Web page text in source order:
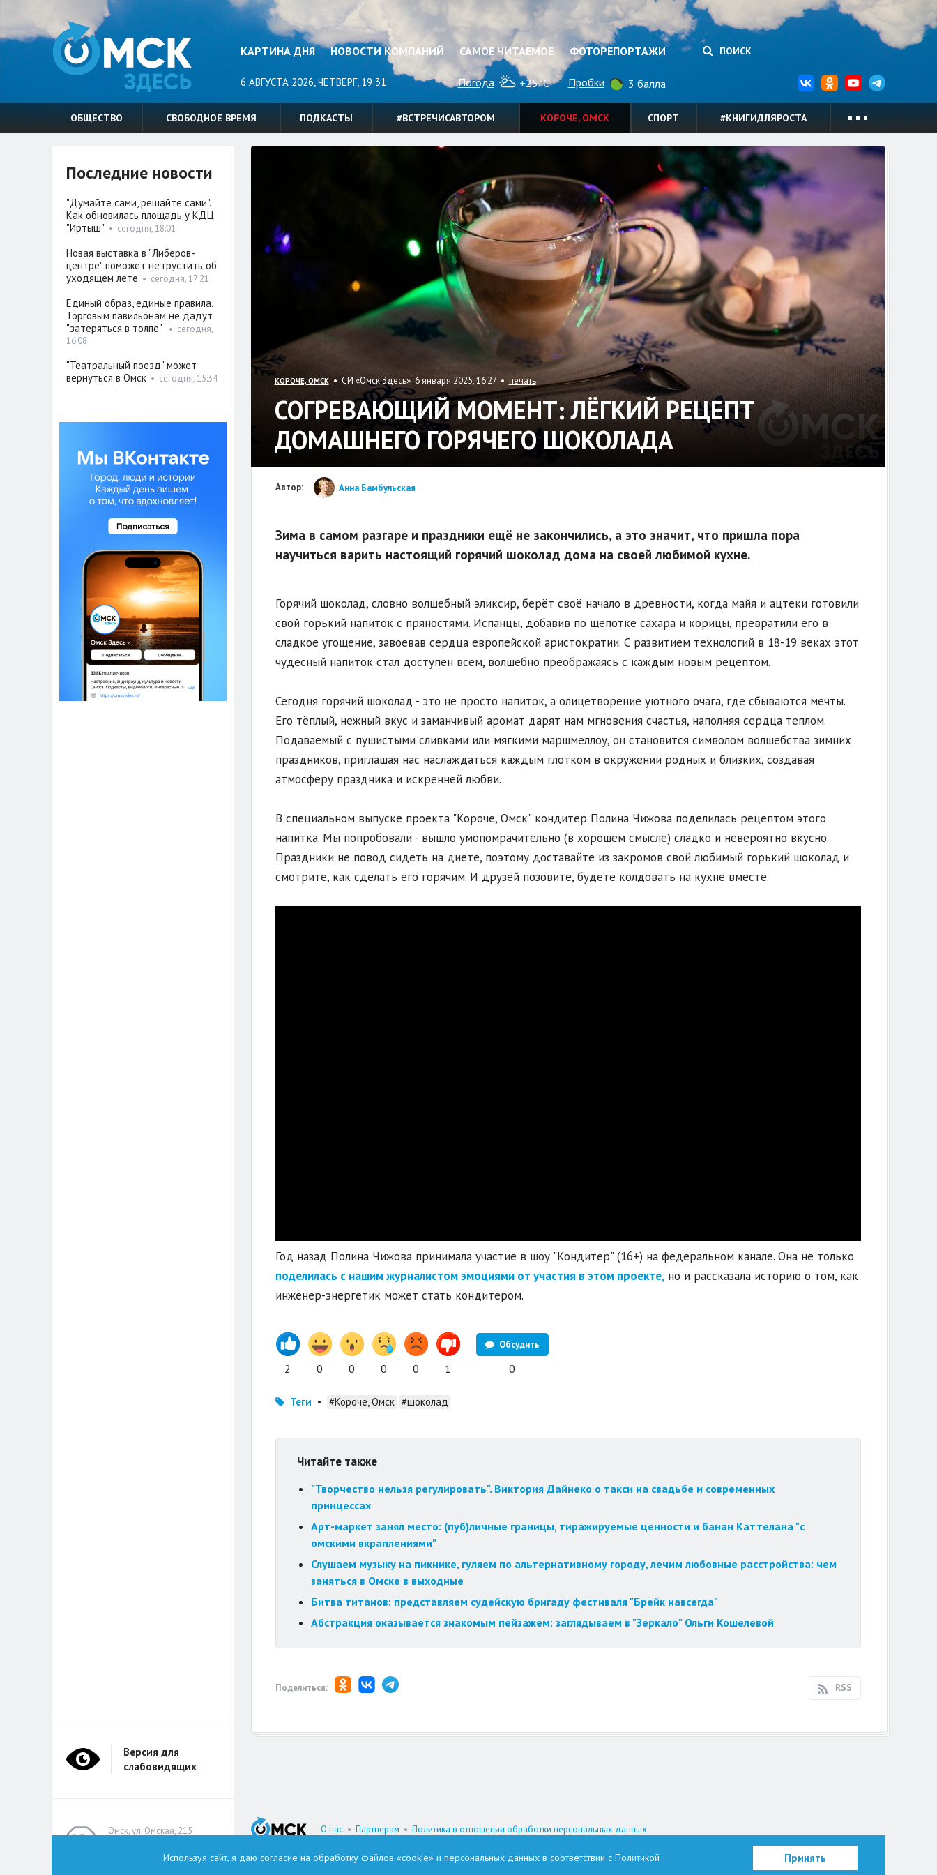
КАРТИНА ДНЯ НОВОСТИ КОМПАНИЙ САМОЕ ЧИТАЕМОЕ ФОТОРЕПОРТАЖИ ПОИСК
6 АВГУСТА 2026, ЧЕТВЕРГ, 19:31 Погода +25°C Пробки 3 балла
ОБЩЕСТВО СВОБОДНОЕ ВРЕМЯ ПОДКАСТЫ #ВСТРЕЧИСАВТОРОМ КОРОЧЕ, ОМСК СПОРТ #КНИГИДЛЯРОСТА
КОРОЧЕ, ОМСК• СИ «Омск Здесь» 6 января 2025, 16:27 • печать
СОГРЕВАЮЩИЙ МОМЕНТ: ЛЁГКИЙ РЕЦЕПТ
ДОМАШНЕГО ГОРЯЧЕГО ШОКОЛАДА
Автор: Анна Бамбульская
Зима в самом разгаре и праздники ещё не закончились, а это значит, что пришла пора
научиться варить настоящий горячий шоколад дома на своей любимой кухне.
Горячий шоколад, словно волшебный эликсир, берёт своё начало в древности, когда майя и ацтеки готовили
свой горький напиток с пряностями. Испанцы, добавив по щепотке сахара и корицы, превратили его в
сладкое угощение, завоевав сердца европейской аристократии. С развитием технологий в 18-19 веках этот
чудесный напиток стал доступен всем, волшебно преображаясь с каждым новым рецептом.
Сегодня горячий шоколад - это не просто напиток, а олицетворение уютного очага, где сбываются мечты.
Его тёплый, нежный вкус и заманчивый аромат дарят нам мгновения счастья, наполняя сердца теплом.
Подаваемый с пушистыми сливками или мягкими маршмеллоу, он становится символом волшебства зимних
праздников, приглашая нас наслаждаться каждым глотком в окружении родных и близких, создавая
атмосферу праздника и искренней любви.
В специальном выпуске проекта "Короче, Омск" кондитер Полина Чижова поделилась рецептом этого
напитка. Мы попробовали - вышло умопомрачительно (в хорошем смысле) сладко и невероятно вкусно.
Праздники не повод сидеть на диете, поэтому доставайте из закромов свой любимый горький шоколад и
смотрите, как сделать его горячим. И друзей позовите, будете колдовать на кухне вместе.
Год назад Полина Чижова принимала участие в шоу "Кондитер" (16+) на федеральном канале. Она не только
поделилась с нашим журналистом эмоциями от участия в этом проекте,но и рассказала историю о том, как
инженер-энергетик может стать кондитером.
2 0 0 0 0 1
Обсудить
0
Теги • #Короче, Омск #шоколад
Читайте также
"Творчество нельзя регулировать". Виктория Дайнеко о такси на свадьбе и современных
принцессах
Арт-маркет занял место: (пуб)личные границы, тиражируемые ценности и банан Каттелана "с
омскими вкраплениями"
Слушаем музыку на пикнике, гуляем по альтернативному городу, лечим любовные расстройства: чем
заняться в Омске в выходные
Битва титанов: представляем судейскую бригаду фестиваля "Брейк навсегда"
Абстракция оказывается знакомым пейзажем: заглядываем в "Зеркало" Ольги Кошелевой
Поделиться: RSS
Последние новости
"Думайте сами, решайте сами".
Как обновилась площадь у КДЦ
"Иртыш" • сегодня, 18:01
Новая выставка в "Либеров-
центре" поможет не грустить об
уходящем лете • сегодня, 17:21
Единый образ, единые правила.
Торговым павильонам не дадут
"затеряться в толпе"
• сегодня,
16:08
"Театральный поезд" может
вернуться в Омск• сегодня, 15:34
О нас• Партнерам • Политика в отношении обработки персональных данных
И.о. главного редактора: Астафьева Татьяна Петровна
Омск, ул. Омская, 215
omskzdes@inbox.ru
Версия для
слабовидящих
Используя сайт, я даю согласие на обработку файлов «cookie» и персональных данных в соответствии с Политикой Принять